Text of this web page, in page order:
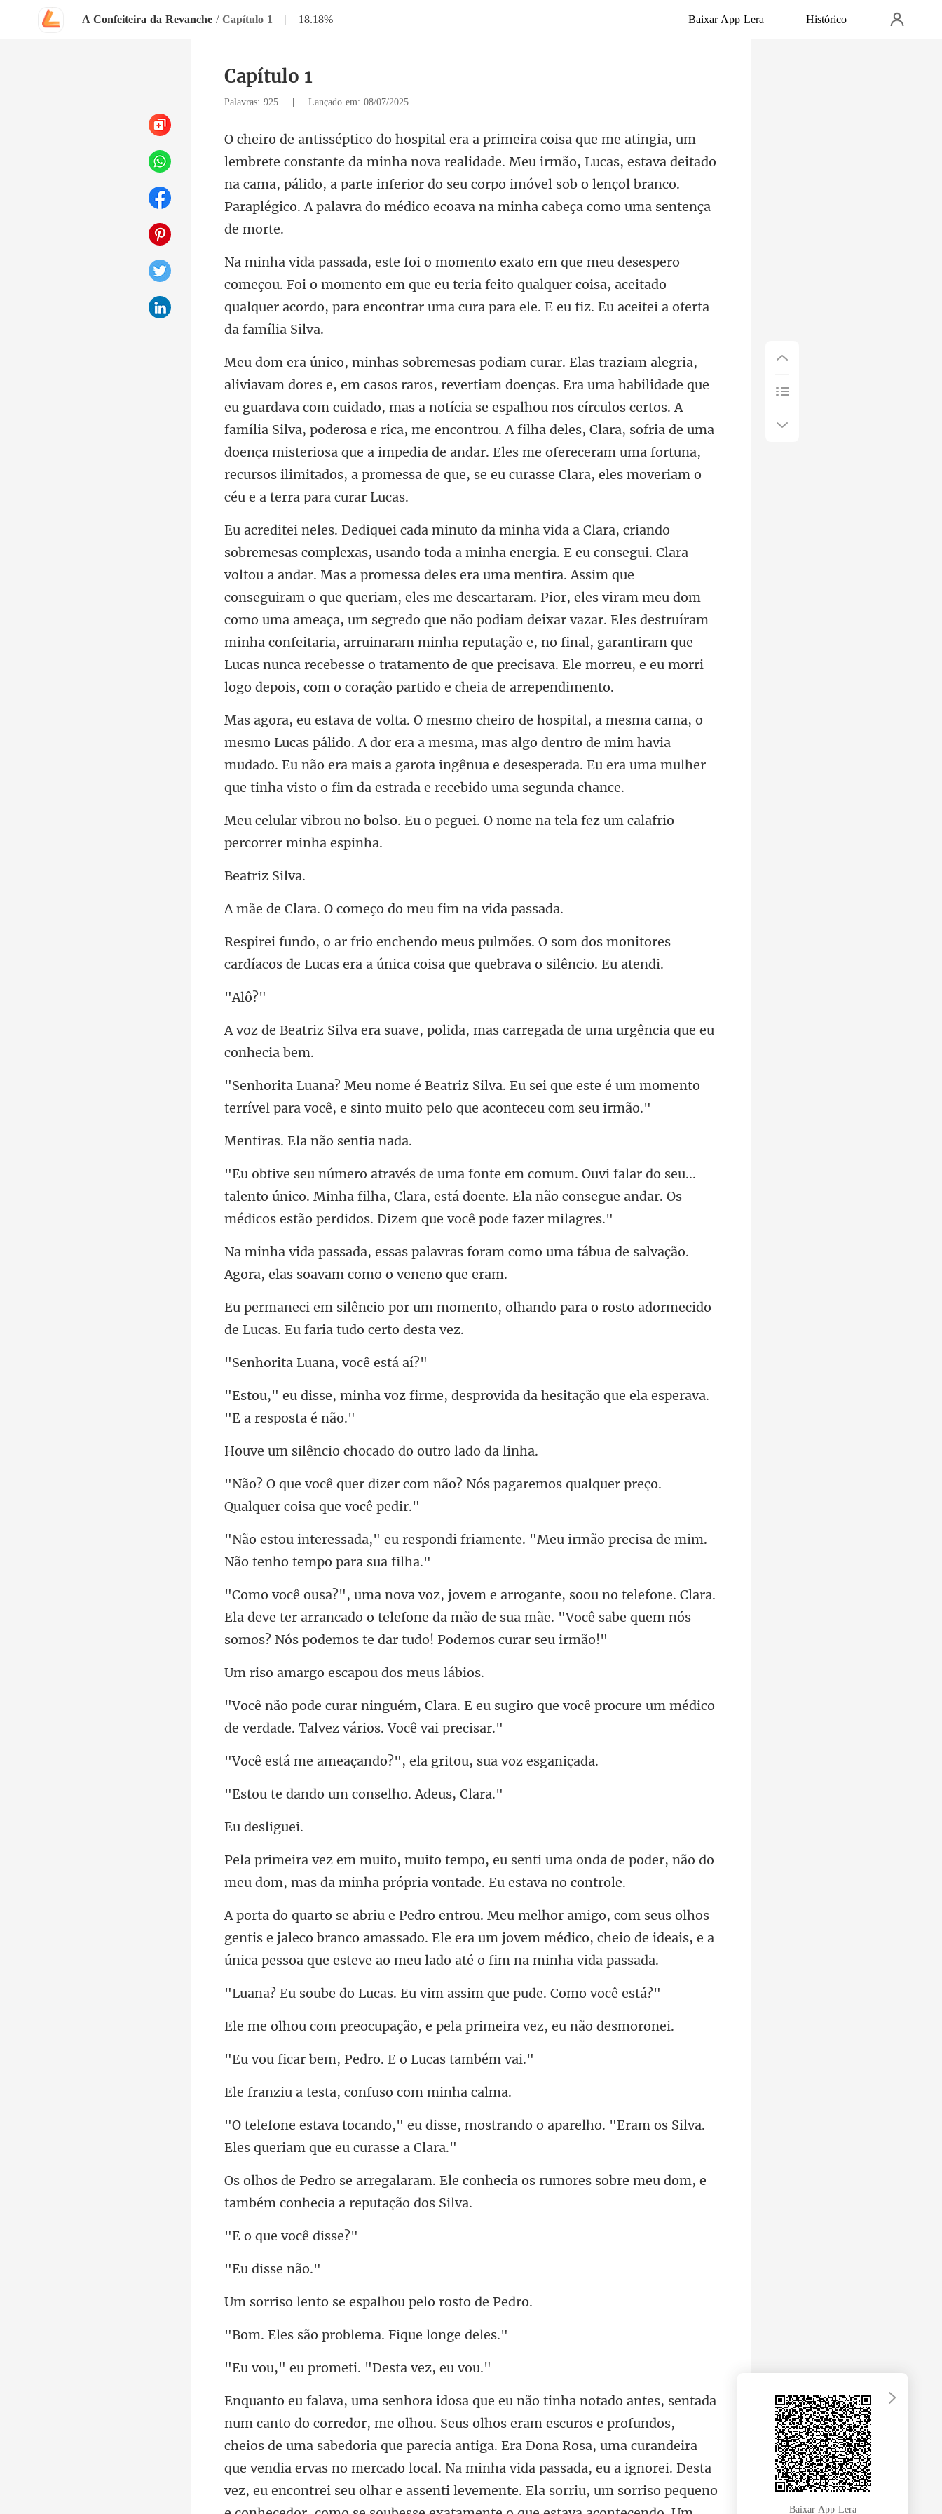
A Confeiteira da Revanche / Capítulo 1 | 18.18% Baixar App Lera Histórico
Capítulo 1
Palavras: 925 | Lançado em: 08/07/2025
nova realidade. Meu irmão, Lucas, estava deitado
na cama, pálido, a parte inferior do seu corpo imóvel
oi o momento em que eu teria feito qualquer coisa, aceitado
qualquer acordo, pa
com cuidado, mas a notícia se espalhou nos círculos certos. A
família Silva, poderosa e rica, me encontrou. A filha deles, Clara, sofria de uma
doença misteriosa
mentira. Assim que
conseguiram o que queriam, eles me descartaram. Pior, eles viram meu dom
como uma ameaça, um segredo que não podiam deixar vazar. Eles destruíram
minha confeitaria, arr
. A dor era a mesma, mas algo dentro de mim havia
mudado. Eu não era mais a garota ingênua e
o peguei. O nome na tela fez um
riz
começo do meu fi
. O som dos monitores
cardíacos de Lucas era a
lô
ve, polida, mas carregada de u
sei que este é um momento
terrível para você, e
Ela não se
u...
talento único. Minha filha, Clara, está doente. Ela não consegue
foram como uma tábua de salvação.
Agor
to, olhando para o rosto adormecido
d
Luana, vo
e, desprovida da hesitação que el
o chocado do out
não? Nós pagaremos qualquer preç
i friamente. "Meu irmão precisa de
Clara.
Ela deve ter arrancado o telefone da mão de sua mãe. "Você sa
o escapou dos
u sugiro que você procure um médico
de v
ando?", ela gritou,
o um conselho.
esli
enti uma onda de poder, não do
meu dom, mas d
s
gentis e jaleco branco amassado. Ele era um jovem médico, cheio de ideai
cas. Eu vim assim que
pação, e pela primeira
m, Pedro. E o Lu
esta, confuso c
mostrando o aparelho. "Eram os Silva.
conhecia os rumores sobre meu dom, e
e você
isse
se espalhou pel
problema. Fiq
rometi. "Desta
que parecia antiga. Era Dona Rosa, uma curandeira
que vendia ervas no mercado local. Na minha vida passada, eu a ignorei. Desta
vez, eu encontrei seu olhar e assenti levem
Baixar App Lera